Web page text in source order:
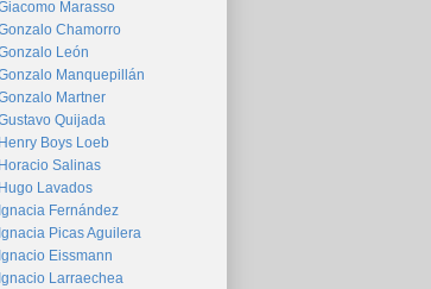
Marasso
Chamorro
León
Manquepillán
Martner
Quijada
Henry Boys Loeb
Horacio Salinas
Hugo Lavados
Ignacia Fernández
Ignacia Picas Aguilera
Ignacio Eissmann
Ignacio Larraechea